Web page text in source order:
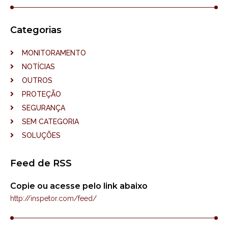
Categorias
MONITORAMENTO
NOTÍCIAS
OUTROS
PROTEÇÃO
SEGURANÇA
SEM CATEGORIA
SOLUÇÕES
Feed de RSS
Copie ou acesse pelo link abaixo
http://inspetor.com/feed/